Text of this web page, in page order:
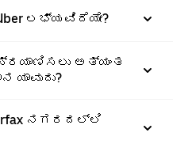
ಲಭ್ಯವಿದೆಯೇ?
ಅತ್ಯಂತ
ಯಾವುದು?
ನಗರದಲ್ಲಿ